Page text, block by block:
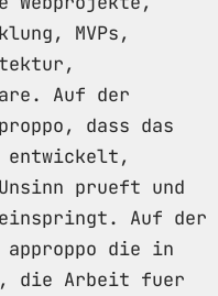
MVPs,
Auf der
dass das
entwickelt,
prueft und
Auf der
approppo die in
die Arbeit fuer